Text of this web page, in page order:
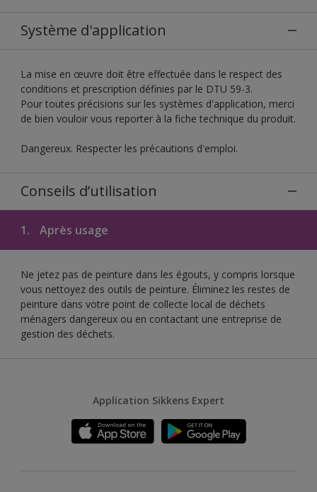
Système d'application
La mise en œuvre doit être effectuée dans le respect des
conditions et prescription définies par le DTU 59-3.
Pour toutes précisions sur les systèmes d'application, merci
de bien vouloir vous reporter à la fiche technique du produit.
Dangereux. Respecter les précautions d'emploi.
Conseils d’utilisation
1. Après usage
Ne jetez pas de peinture dans les égouts, y compris lorsque
vous nettoyez des outils de peinture. Éliminez les restes de
peinture dans votre point de collecte local de déchets
ménagers dangereux ou en contactant une entreprise de
gestion des déchets.
Application Sikkens Expert